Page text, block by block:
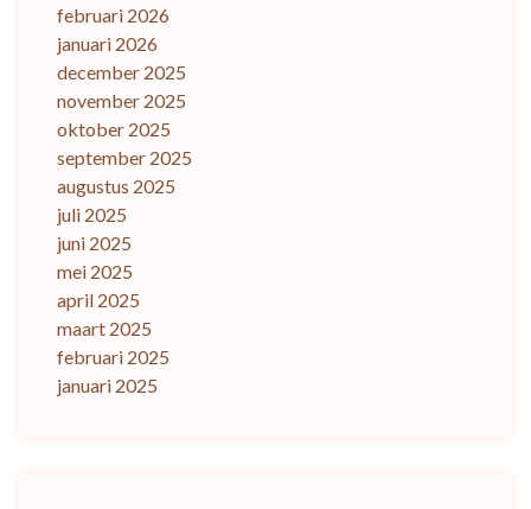
februari 2026
januari 2026
december 2025
november 2025
oktober 2025
september 2025
augustus 2025
juli 2025
juni 2025
mei 2025
april 2025
maart 2025
februari 2025
januari 2025